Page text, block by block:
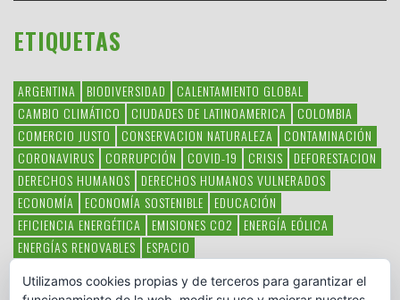
ETIQUETAS
ARGENTINA BIODIVERSIDAD
CALENTAMIENTO GLOBAL
CAMBIO CLIMÁTICO
CIUDADES DE LATINOAMERICA
COLOMBIA
COMERCIO JUSTO
CONSERVACION NATURALEZA
CONTAMINACIÓN
CORONAVIRUS
CORRUPCIÓN COVID-19 CRISIS
DEFORESTACION
DERECHOS HUMANOS
DERECHOS HUMANOS VULNERADOS
ECONOMÍA
ECONOMÍA SOSTENIBLE
EDUCACIÓN
EFICIENCIA ENERGÉTICA
EMISIONES CO2
ENERGÍA EÓLICA
ENERGÍAS RENOVABLES
ESPACIO
HAMBRE LATINOAMÉRICA MEDIO AMBIENTE MÉXICO
Utilizamos cookies propias y de terceros para garantizar el